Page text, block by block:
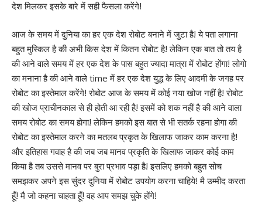
देश मिलकर इसके बारे में सही फैसला करेंगे!
आज के समय में दुनिया का हर एक देश रोबोट बनाने में जुटा है! ये पता लगाना
बहुत मुस्किल है की अभी किस देश में कितन रोबोट है! लेकिन एक बात तो तय है
की आने वाले समय में हर एक देश के पास बहुत ज्यादा मात्रा में रोबोट होंगा! लोगो
का मनाना है की आने वाले time में हर एक देश युद्ध के लिए आदमी के जगह पर
रोबोट का इस्तेमाल करेंगे! रोबोट आज के समय में कोई नया खोज नहीं है! रोबोट
की खोज प्राचीनकाल से ही होती आ रही है! इसमें को शक नहीं है की आने वाला
समय रोबोट का समय होगा! लेकिन हमको इस बात से भी सतर्क रहना होगा की
रोबोट का इस्तेमाल करने का मतलब प्रकृत के खिलाफ जाकर काम करना है!
और इतिहास गवाह है की जब जब मानव प्रकृति के खिलाफ जाकर कोई काम
किया है तब उससे मानव पर बुरा प्रभाव पड़ा है! इसलिए हमको बहुत सोच
समझकर अपने इस सुंदर दुनिया में रोबोट उपयोग करना चाहिये! मै उम्मीद करता
हूँ! मै जो कहना चाहता हूँ! वह आप समझ चुके होंगे!